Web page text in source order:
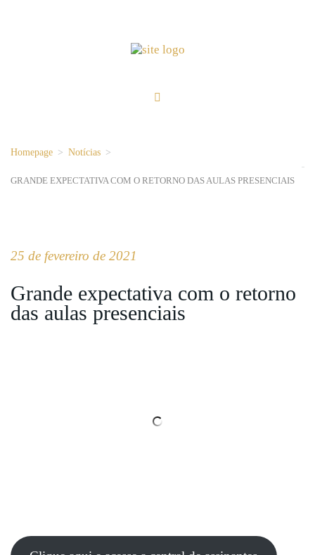
Homepage > Notícias >
GRANDE EXPECTATIVA COM O RETORNO DAS AULAS PRESENCIAIS
25 de fevereiro de 2021
Grande expectativa com o retorno
das aulas presenciais